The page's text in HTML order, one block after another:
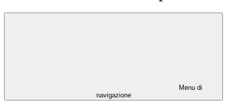
Menu di
navigazione